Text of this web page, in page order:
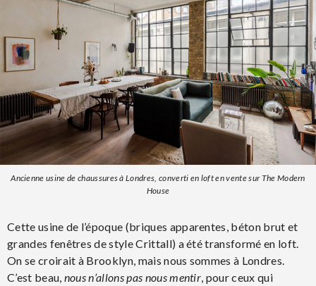
Ancienne usine de chaussures à Londres, converti en loft en vente sur The Modern
House
Cette usine de l’époque (briques apparentes, béton brut et
grandes fenêtres de style Crittall) a été transformé en loft.
On se croirait à Brooklyn, mais nous sommes à Londres.
C’est beau, nous n’allons pas nous mentir , pour ceux qui